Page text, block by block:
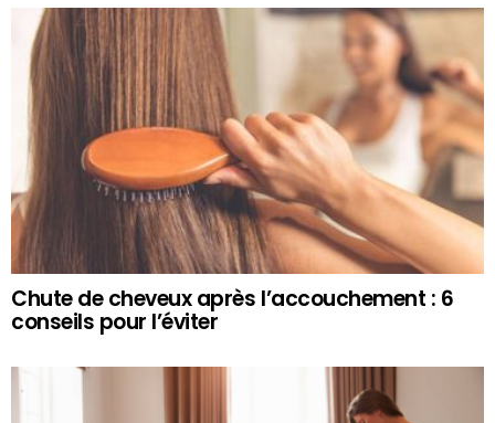
Chute de cheveux après l’accouchement : 6
conseils pour l’éviter